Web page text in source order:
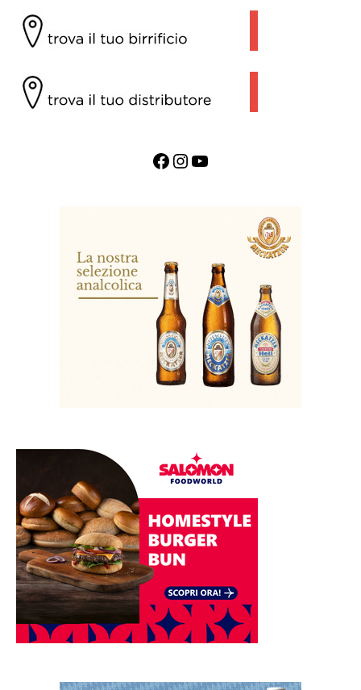
Facebook InstagramYouTube